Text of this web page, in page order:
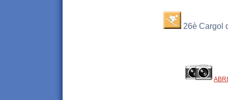
26è Cargol